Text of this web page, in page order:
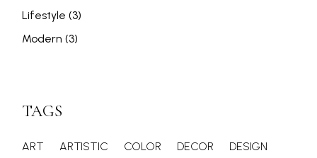
Lifestyle (3)
Modern (3)
TAGS
ART ARTISTIC COLOR DECOR
DESIGN